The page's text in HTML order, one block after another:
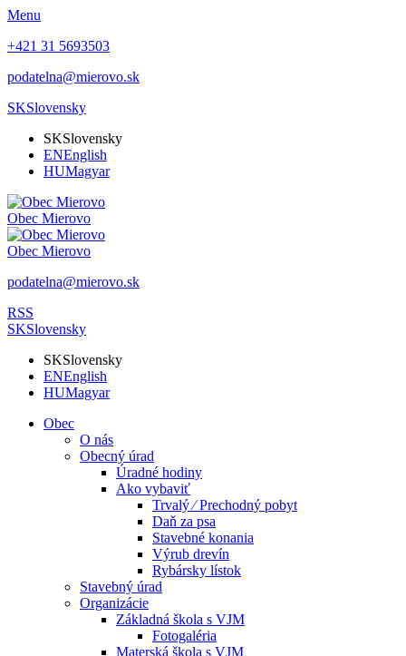
Menu
+421 31 5693503
podatelna@mierovo.sk
SKSlovensky
SKSlovensky
ENEnglish
HUMagyar
Obec Mierovo
Obec Mierovo
podatelna@mierovo.sk
RSS
SKSlovensky
SKSlovensky
ENEnglish
HUMagyar
Obec
O nás
Obecný úrad
Úradné hodiny
Ako vybaviť
Trvalý ⁄ Prechodný pobyt
Daň za psa
Stavebné konania
Výrub drevín
Rybársky lístok
Stavebný úrad
Organizácie
Základná škola s VJM
Fotogaléria
Materská škola s VJM